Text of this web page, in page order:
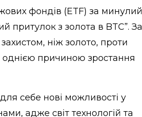
фондів (ETF) за минулий
притулок з золота в BTC”. За
ніж золото, проти
однією причиною зростання
себе нові можливості у
адже світ технологій та